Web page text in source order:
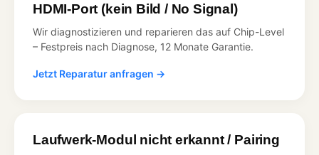
HDMI-Port (kein Bild / No Signal)
Wir diagnostizieren und reparieren das auf Chip-Level
– Festpreis nach Diagnose, 12 Monate Garantie.
Jetzt Reparatur anfragen →
Laufwerk-Modul nicht erkannt / Pairing